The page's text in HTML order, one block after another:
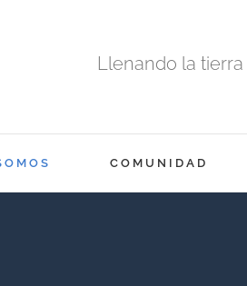
Llenando la
COMUNIDAD